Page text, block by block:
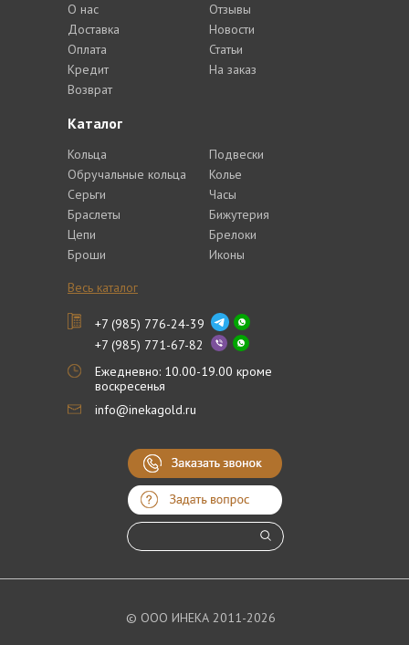
Каталог
Кольца
Обручальные кольца
Серьги
Браслеты
Цепи
Броши
Подвески
Колье
Часы
Бижутерия
Брелоки
Иконы
Весь каталог
О нас
Доставка
Оплата
Кредит
Возврат
Отзывы
Новости
Статьи
На заказ
+7 (985) 776-24-39
+7 (985) 771-67-82
Ежедневно: 10.00-19.00 кроме
воскресенья
info@inekagold.ru
© ООО ИНЕКА 2011-2026